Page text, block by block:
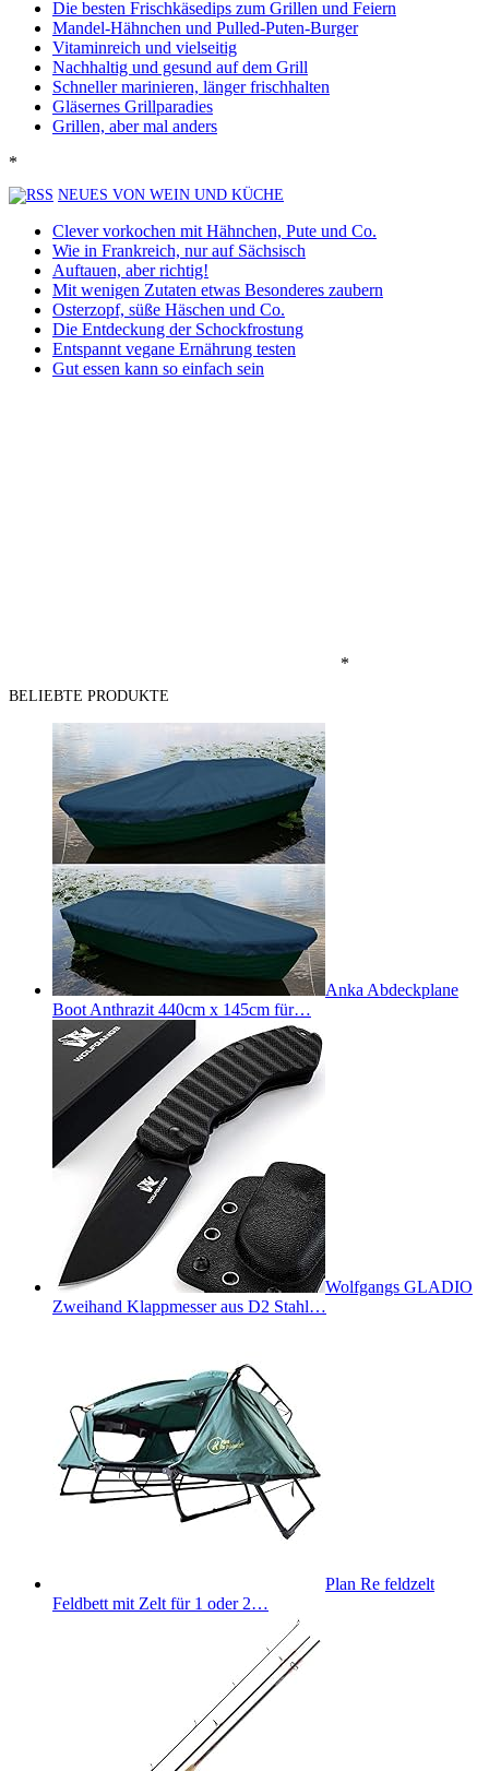
Die besten Frischkäsedips zum Grillen und Feiern
Mandel-Hähnchen und Pulled-Puten-Burger
Vitaminreich und vielseitig
Nachhaltig und gesund auf dem Grill
Schneller marinieren, länger frischhalten
Gläsernes Grillparadies
Grillen, aber mal anders
*
NEUES VON WEIN UND KÜCHE
Clever vorkochen mit Hähnchen, Pute und Co.
Wie in Frankreich, nur auf Sächsisch
Auftauen, aber richtig!
Mit wenigen Zutaten etwas Besonderes zaubern
Osterzopf, süße Häschen und Co.
Die Entdeckung der Schockfrostung
Entspannt vegane Ernährung testen
Gut essen kann so einfach sein
*
BELIEBTE PRODUKTE
Anka Abdeckplane
Boot Anthrazit 440cm x 145cm für…
Wolfgangs GLADIO
Zweihand Klappmesser aus D2 Stahl…
Plan Re feldzelt
Feldbett mit Zelt für 1 oder 2…